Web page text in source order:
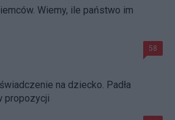
Wiemy, ile państwo im
58
na dziecko. Padła
propozycji